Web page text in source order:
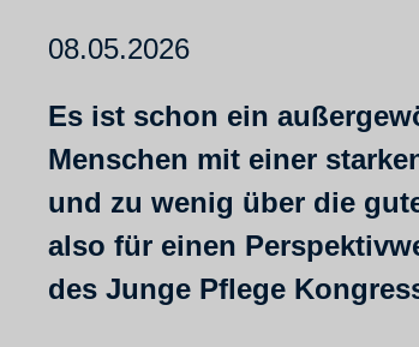
08.05.2026
Es ist schon ein
Menschen mit einer
und zu wenig über die
also für einen
des Junge Pflege